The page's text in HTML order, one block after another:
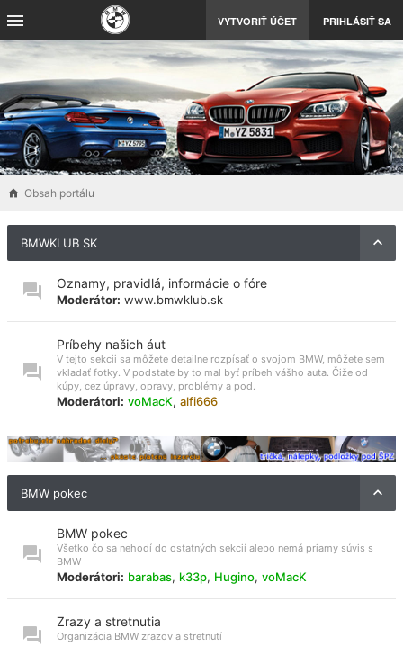
VYTVORIŤ ÚČET PRIHLÁSIŤ SA
Obsah portálu
BMWKLUB SK
Oznamy, pravidlá, informácie o fóre
Moderátor: www.bmwklub.sk
Príbehy našich áut
V tejto sekcii sa môžete detailne rozpísať o svojom BMW, môžete sem
vkladať fotky. V podstate by to mal byť príbeh vášho auta. Čiže od
kúpy, cez úpravy, opravy, problémy a pod.
Moderátori: voMacK, alfi666
BMW pokec
BMW pokec
Všetko čo sa nehodí do ostatných sekcií alebo nemá priamy súvis s
BMW
Moderátori: barabas, k33p, Hugino, voMacK
Zrazy a stretnutia
Organizácia BMW zrazov a stretnutí